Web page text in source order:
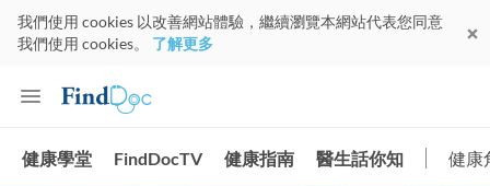
我們使用 cookies 以改善網站體驗，繼續瀏覽本網站代表您同意
我們使用 cookies。 了解更多
健康學堂 FindDocTV 健康指南 醫生話你知 健康